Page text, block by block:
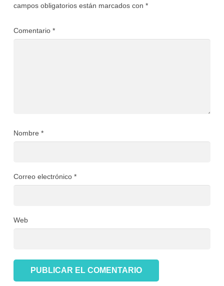
campos obligatorios están marcados con *
Comentario *
Nombre *
Correo electrónico *
Web